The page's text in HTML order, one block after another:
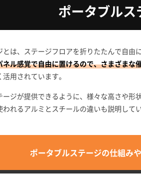
ポータブルス
は、ステージフロアを折りたたんで自由
ル感覚で自由に置けるので、さまざまな
用されています。
ージが提供できるように、様々な高さや
れるアルミとスチールの違いも説明して
ポータブルステージの仕組み